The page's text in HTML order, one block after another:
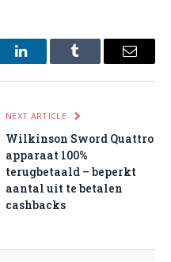
LinkedInTumblr Email
NEXT ARTICLE
Wilkinson Sword Quattro
apparaat 100%
terugbetaald – beperkt
aantal uit te betalen
cashbacks